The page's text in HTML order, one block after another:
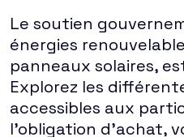
Le soutien
énergies
panneaux solaires,
Explorez les
accessibles aux
l'obligation d'achat,